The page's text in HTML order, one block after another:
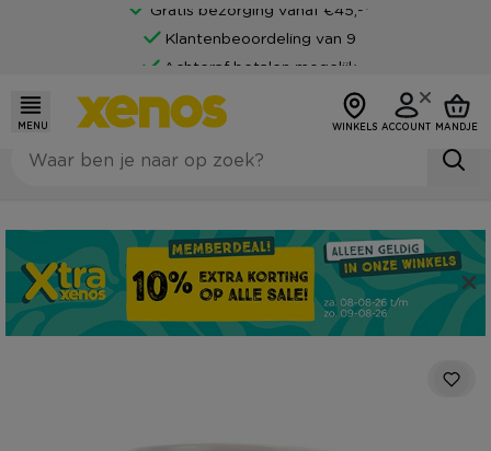
Gratis bezorging vanaf €45,-*
Klantenbeoordeling van 9
Achteraf betalen mogelijk
MENU WINKELS ACCOUNT MANDJE